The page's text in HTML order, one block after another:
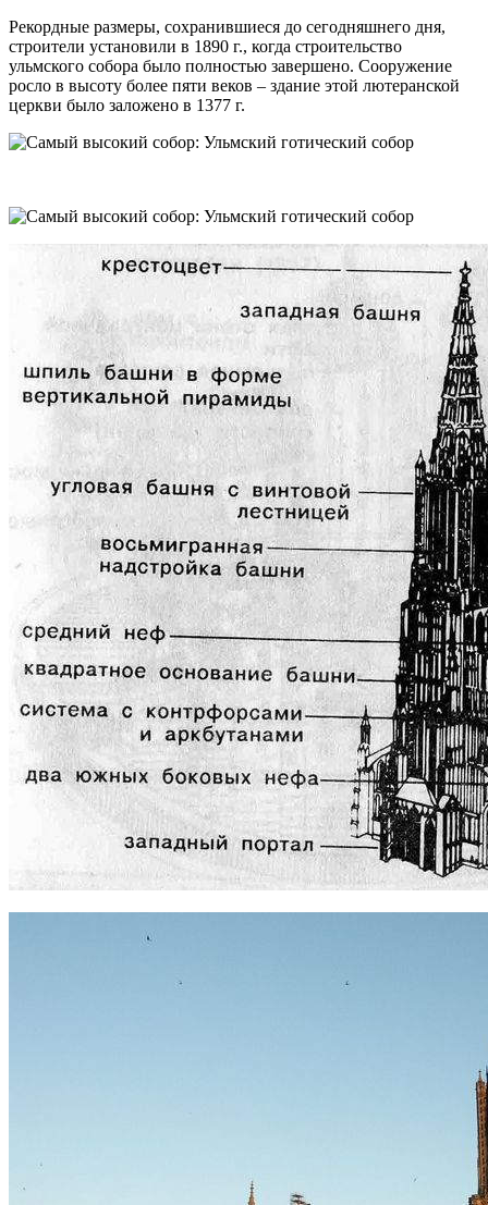
Рекордные размеры, сохранившиеся до сегодняшнего дня,
строители установили в 1890 г., когда строительство
ульмского собора было полностью завершено. Сооружение
росло в высоту более пяти веков – здание этой лютеранской
церкви было заложено в 1377 г.